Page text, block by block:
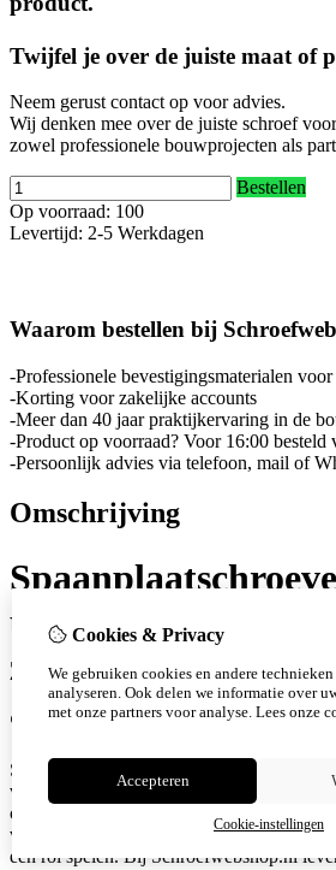
Twijfel je over de juiste maat of
Neem gerust contact op voor advies.
Wij denken mee over de juiste schroef
zowel professionele bouwprojecten als
Bestellen
Op voorraad: 100
Levertijd: 2-5 Werkdagen
Waarom bestellen bij
-Professionele bevestigingsmaterialen
-Korting voor zakelijke accounts
-Meer dan 40 jaar praktijkervaring in de
-Product op voorraad? Voor 16:00 besteld
-Persoonlijk advies via telefoon, mail of
Omschrijving
universeel deeldraad
zuurbestendig en
aantrekkend
Spaanplaatschroeven rvs A4 universeel
voor sterke houtverbindingen in
corrosiebestendigheid essentieel is. Denk
vochtige omgevingen en locaties waar zout
een rol spelen. Bij Schroefwebshop.nl
Cookies & Privacy
We gebruiken cookies en andere
analyseren. Ook delen we informatie over
met onze partners voor analyse. Lees onze
Accepteren
Cookie-instellingen